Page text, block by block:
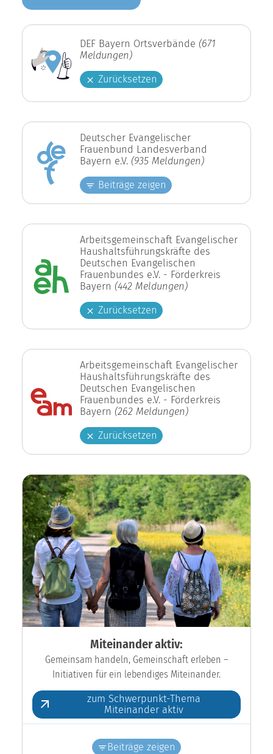
DEF Bayern Ortsverbände (671
Meldungen)
Zurücksetzen
Deutscher Evangelischer
Frauenbund Landesverband
Bayern e.V. (935 Meldungen)
Beiträge zeigen
Arbeitsgemeinschaft Evangelischer
Haushaltsführungskräfte des
Deutschen Evangelischen
Frauenbundes e.V. - Förderkreis
Bayern (442 Meldungen)
Zurücksetzen
Arbeitsgemeinschaft Evangelischer
Haushaltsführungskräfte des
Deutschen Evangelischen
Frauenbundes e.V. - Förderkreis
Bayern (262 Meldungen)
Zurücksetzen
Miteinander aktiv:
Gemeinsam handeln, Gemeinschaft erleben –
Initiativen für ein lebendiges Miteinander.
zum Schwerpunkt-Thema
Miteinander aktiv
Beiträge zeigen